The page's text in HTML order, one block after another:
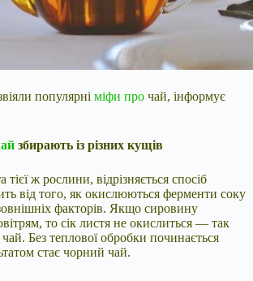
популярні міфи про чай, інформує
збирають із різних кущів
тієї ж рослини, відрізняється спосіб
від того, як окислюються ферменти соку
факторів. Якщо сировину
то сік листя не окислиться — так
Без теплової обробки починається
стає чорний чай.